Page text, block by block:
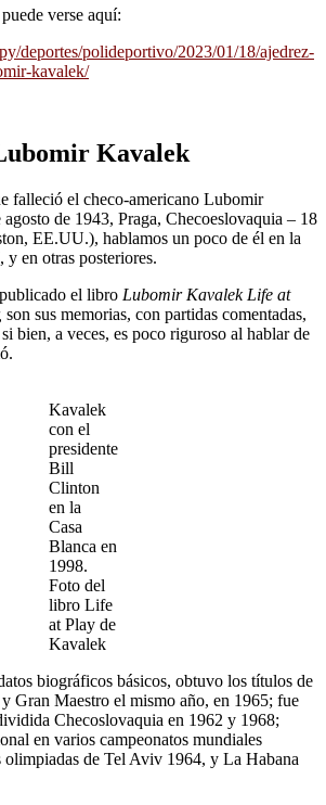
verse aquí:
deportes/polideportivo/2023/01/18/ajedrez-
kavalek/
Kavalek
falleció el checo-americano Lubomir
de 1943, Praga, Checoeslovaquia – 18
EE.UU.), hablamos un poco de él en la
en otras posteriores.
el libro Lubomir Kavalek Life at
son sus memorias, con partidas comentadas,
bien, a veces, es poco riguroso al hablar de
Kavalek
con el
presidente
Bill
Clinton
en la
Casa
Blanca en
1998.
Foto del
libro Life
at Play de
Kavalek
biográficos básicos, obtuvo los títulos de
Gran Maestro el mismo año, en 1965; fue
Checoslovaquia en 1962 y 1968;
en varios campeonatos mundiales
olimpiadas de Tel Aviv 1964, y La Habana